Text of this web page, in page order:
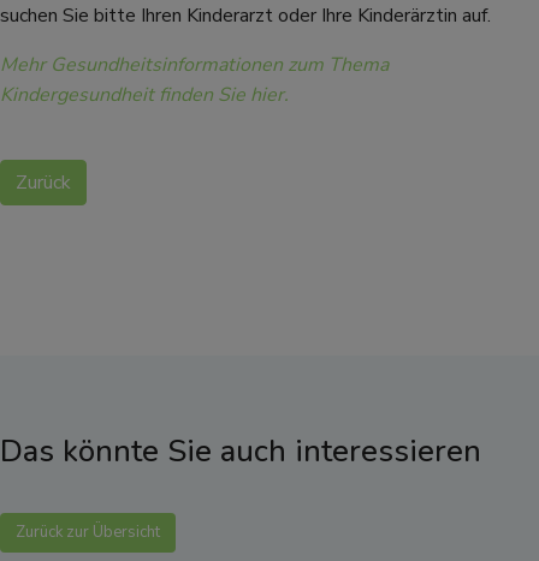
Zurück
suchen Sie bitte Ihren Kinderarzt oder Ihre Kinderärztin auf.
Mehr Gesundheitsinformationen zum Thema
Kindergesundheit finden Sie hier.
Das könnte Sie auch interessieren
Zurück zur Übersicht